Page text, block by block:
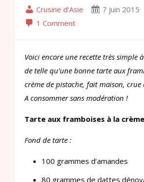
Crusine d'Asie
7 juin 2015
1 Comment
Voici encore une recette très simple
de telle qu’une bonne tarte aux
crème de pistache, fait maison, crue
A consommer sans modération !
Tarte aux framboises à la
Fond de tarte :
100 grammes d’amandes
80 grammes de dattes